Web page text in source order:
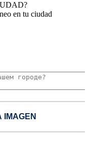
en tu ciudad